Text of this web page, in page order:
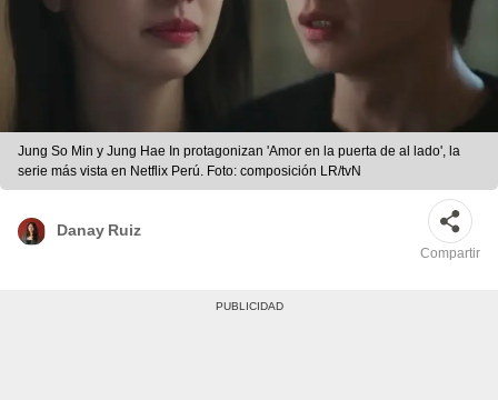
Jung So Min y Jung Hae In protagonizan 'Amor en la puerta de al lado', la
serie más vista en Netflix Perú. Foto: composición LR/tvN
Danay Ruiz
Compartir